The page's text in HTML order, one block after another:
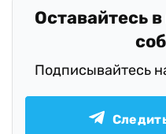
Оставайтесь
Подписывайтесь